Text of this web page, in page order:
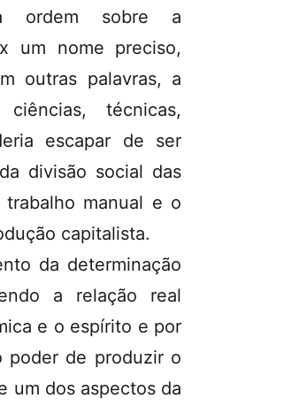
ordem sobre a
um nome preciso,
outras palavras, a
técnicas,
escapar de ser
divisão social das
manual e o
capitalista.
da determinação
a relação real
e o espírito e por
poder de produzir o
um dos aspectos da